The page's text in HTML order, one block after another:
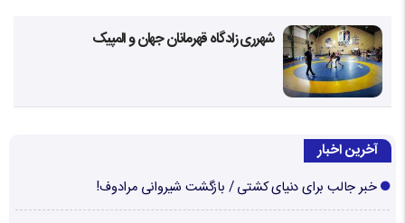
شهرری زادگاه قهرمانان جهان و المپیک
آخرین اخبار
خبر جالب برای دنیای کشتی / بازگشت شیروانی مرادوف!